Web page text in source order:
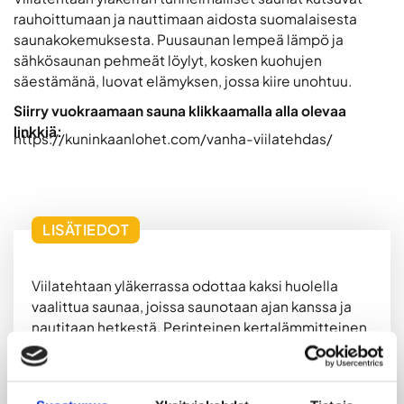
rauhoittumaan ja nauttimaan aidosta suomalaisesta
saunakokemuksesta. Puusaunan lempeä lämpö ja
sähkösaunan pehmeät löylyt, kosken kuohujen
säestämänä, luovat elämyksen, jossa kiire unohtuu.
Siirry vuokraamaan sauna klikkaamalla alla olevaa
linkkiä:
https://kuninkaanlohet.com/vanha-viilatehdas/
LISÄTIEDOT
Viilatehtaan yläkerrassa odottaa kaksi huolella
vaalittua saunaa, joissa saunotaan ajan kanssa ja
nautitaan hetkestä. Perinteinen kertalämmitteinen
puusauna tarjoaa aidon suomalaisen
saunakokemuksen, jossa puukiukaan lämmössä